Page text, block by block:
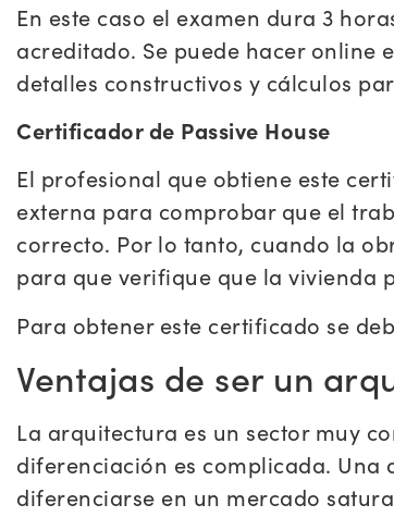
En este caso el examen dura 3
acreditado. Se puede hacer online
detalles constructivos y cálculos
Certificador de Passive House
El profesional que obtiene este
externa para comprobar que el
correcto. Por lo tanto, cuando la
para que verifique que la vivienda
Para obtener este certificado se
Ventajas de ser un
La arquitectura es un sector muy
diferenciación es complicada. Una
diferenciarse en un mercado